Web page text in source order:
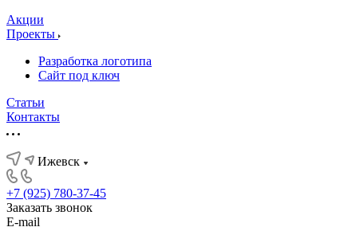
Акции
Проекты
Разработка логотипа
Сайт под ключ
Статьи
Контакты
Ижевск
+7 (925) 780-37-45
Заказать звонок
E-mail